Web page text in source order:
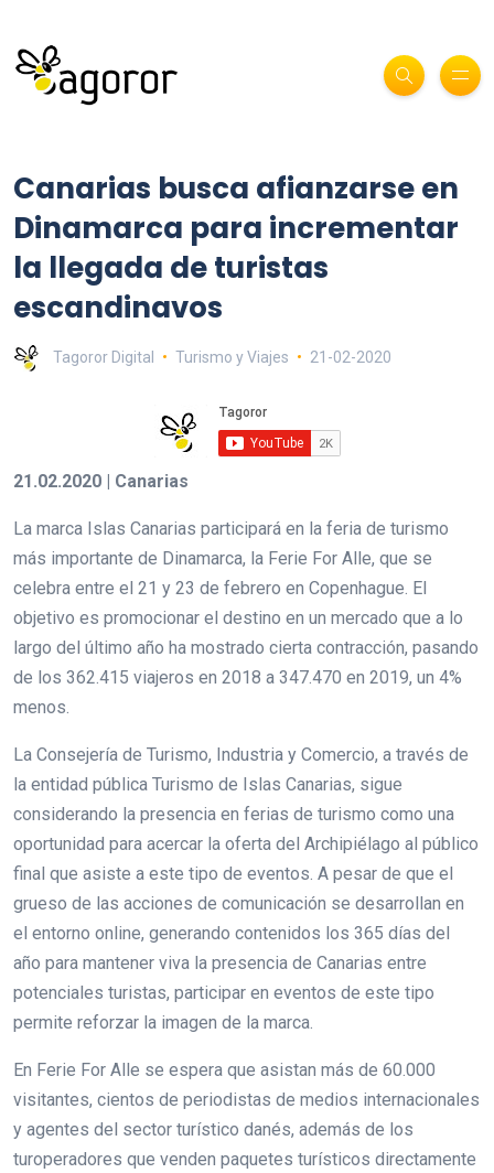
Canarias busca afianzarse en
Dinamarca para incrementar
la llegada de turistas
escandinavos
Tagoror Digital Turismo y Viajes 21-02-2020
21.02.2020 | Canarias
La marca Islas Canarias participará en la feria de turismo
más importante de Dinamarca, la Ferie For Alle, que se
celebra entre el 21 y 23 de febrero en Copenhague. El
objetivo es promocionar el destino en un mercado que a lo
largo del último año ha mostrado cierta contracción, pasando
de los 362.415 viajeros en 2018 a 347.470 en 2019, un 4%
menos.
La Consejería de Turismo, Industria y Comercio, a través de
la entidad pública Turismo de Islas Canarias, sigue
considerando la presencia en ferias de turismo como una
oportunidad para acercar la oferta del Archipiélago al público
final que asiste a este tipo de eventos. A pesar de que el
grueso de las acciones de comunicación se desarrollan en
el entorno online, generando contenidos los 365 días del
año para mantener viva la presencia de Canarias entre
potenciales turistas, participar en eventos de este tipo
permite reforzar la imagen de la marca.
En Ferie For Alle se espera que asistan más de 60.000
visitantes, cientos de periodistas de medios internacionales
y agentes del sector turístico danés, además de los
turoperadores que venden paquetes turísticos directamente